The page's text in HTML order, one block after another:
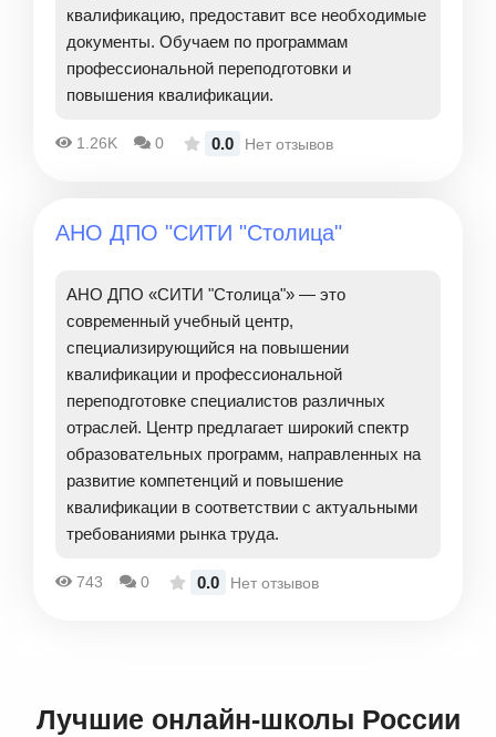
квалификацию, предоставит все необходимые
документы. Обучаем по программам
профессиональной переподготовки и
повышения квалификации.
1.26K 0 0.0 Нет отзывов
АНО ДПО "СИТИ "Столица"
АНО ДПО «СИТИ "Столица"» — это
современный учебный центр,
специализирующийся на повышении
квалификации и профессиональной
переподготовке специалистов различных
отраслей. Центр предлагает широкий спектр
образовательных программ, направленных на
развитие компетенций и повышение
квалификации в соответствии с актуальными
требованиями рынка труда.
743 0 0.0 Нет отзывов
Лучшие онлайн-школы России